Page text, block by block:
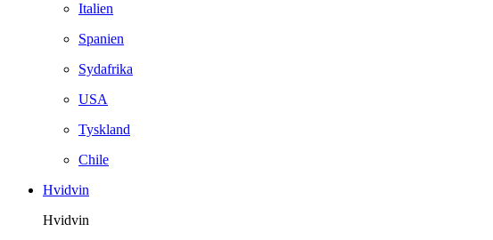
Italien
Spanien
Sydafrika
USA
Tyskland
Chile
Hvidvin
Hvidvin